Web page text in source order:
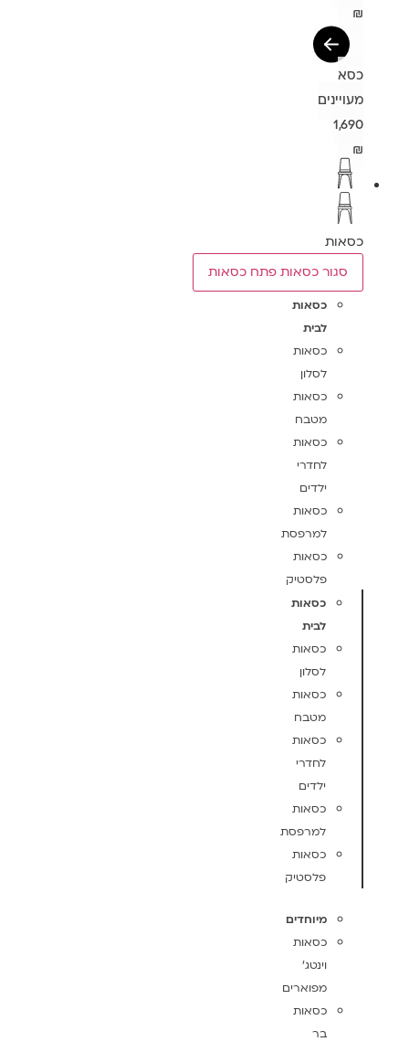
₪
כסא
מעויינים
1,690
₪
כסאות
סגור כסאות פתח כסאות
כסאות
לבית
כסאות
לסלון
כסאות
מטבח
כסאות
לחדרי
ילדים
כסאות
למרפסת
כסאות
פלסטיק
כסאות
לבית
כסאות
לסלון
כסאות
מטבח
כסאות
לחדרי
ילדים
כסאות
למרפסת
כסאות
פלסטיק
מיוחדים
כסאות
וינטג'
מפוארים
כסאות
בר